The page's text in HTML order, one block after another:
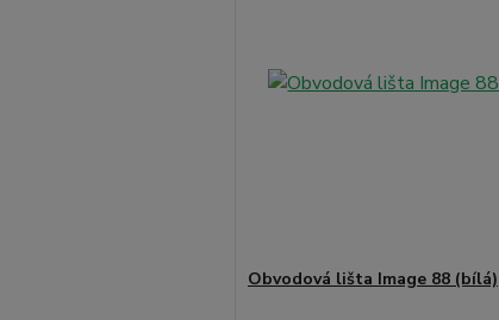
Obvodová lišta Image 88 (bílá)